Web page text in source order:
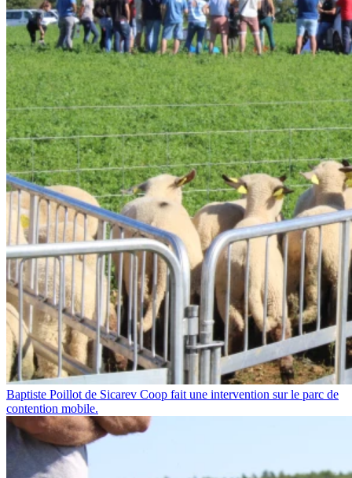
Baptiste Poillot de Sicarev Coop fait une intervention sur le parc de
contention mobile.